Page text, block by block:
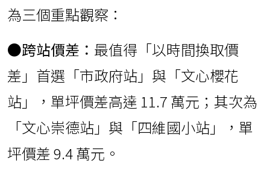
為三個重點觀察：
●跨站價差： 最值得「以時間換取價
差」首選「市政府站」與「文心櫻花
站」，單坪價差高達 11.7 萬元；其次為
「文心崇德站」與「四維國小站」，單
坪價差 9.4 萬元。